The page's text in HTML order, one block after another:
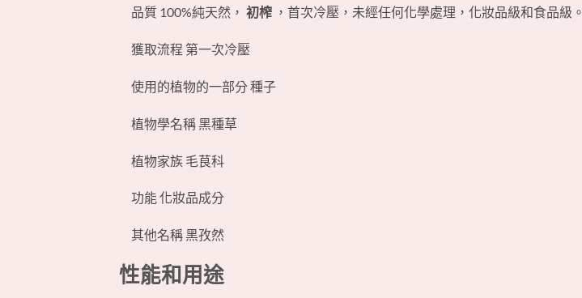
品質 100%純天然， 初榨 ，首次冷壓，未經任何化學處理，化妝品級和食品級。
獲取流程 第一次冷壓
使用的植物的一部分 種子
植物學名稱 黑種草
植物家族 毛茛科
功能 化妝品成分
其他名稱 黑孜然
性能和用途